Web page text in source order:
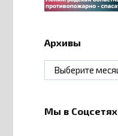
Архивы
Архивы
Мы в Соцсетях